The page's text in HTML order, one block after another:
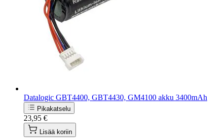
Datalogic GBT4400, GBT4430, GM4100 akku 3400mAh
Pikakatselu
23,95 €
Lisää koriin